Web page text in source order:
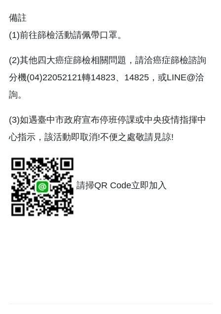
備註
(1)前往篩檢活動請佩帶口罩。
(2)其他四大癌症篩檢相關問題，請洽癌症篩檢諮詢
分機(04)22052121轉14823、14825，或LINE@洽
詢。
(3)如遇臺中市政府宣布停班停課或中央疫情指揮中
心指示，該活動即取消!不便之處敬請見諒!
請掃QR Code立即加入